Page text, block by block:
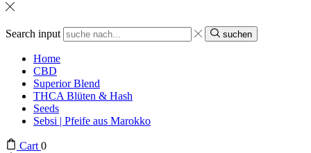
Search input suchen
Home
CBD
Superior Blend
THCA Blüten & Hash
Seeds
Sebsi | Pfeife aus Marokko
Cart 0